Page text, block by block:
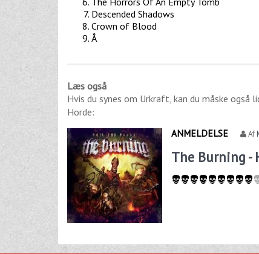
Descended Shadows
Crown of Blood
Å
Læs også
Hvis du synes om Urkraft , kan du måske også
Horde:
ANMELDELSE
Af
The Burning -